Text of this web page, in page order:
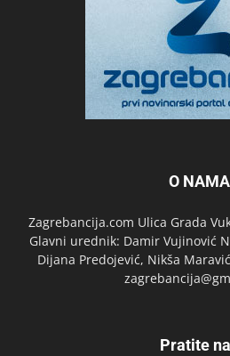
O NAMA
Zagrebancija.com Ulica Grada
Glavni urednik: Damir Vujinović
Dijana Predojević, Nikša
Pratite